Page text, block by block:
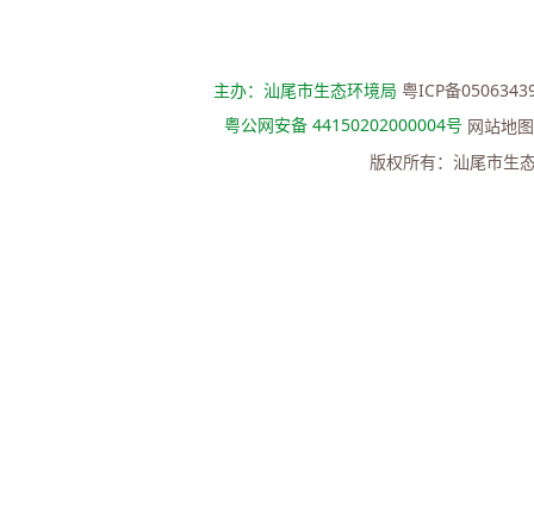
主办：汕尾市生态环境局粤ICP备
粤公网安备 44150202000004号 网站地图
版权所有：汕尾市生